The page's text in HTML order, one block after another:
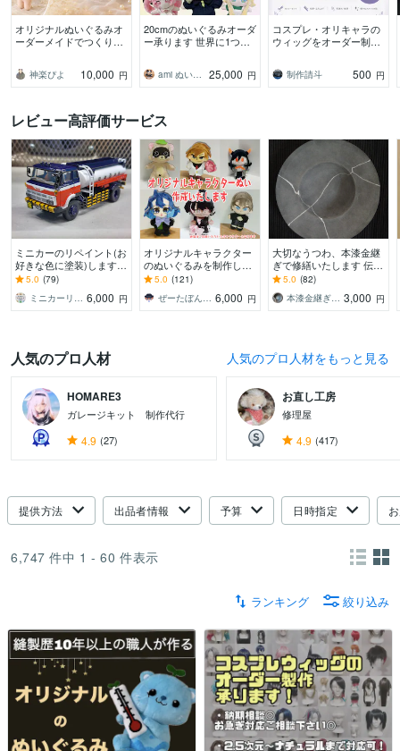
オリジナルぬいぐるみオ
ーダーメイドでつくりま
ぐるみです！
神楽ぴよ 10,000 円
20cmのぬいぐるみオーダ
ー承ります 世界に1つあ
に！再現率にこだわって
ます
ami ぬいぐるみオーダー 25,000 円
コスプレ・オリキャラの
ウィッグをオーダー制作
ーがキャラクターの特徴
を丁寧に形にします
制作請斗 500 円
レビュー高評価サービス
ミニカーのリペイント(お
好きな色に塗装)します 2
0年自動車鈑金塗装をし
てきたおじさんのミニカ
ーの塗装です。
5.0 (79)
ミニカーリペイント工房 6,000 円
オリジナルキャラクター
のぬいぐるみを制作しま
す 丸投げOK！オリジナ
いを作ります！
5.0 (121)
ぜーたぼんぼり 6,000 円
大切なうつわ、本漆金継
ぎで修繕いたします 伝統
的な本漆で修繕いたしま
す。お気軽にご相談くだ
さいませ❍
5.0 (82)
本漆金継ぎ – sora 3,000 円
人気のプロ人材 人気のプロ人材をもっと見る
HOMARE3
ガレージキット 制作代行
4.9 (27)
お直し工房
修理屋
4.9 (417)
提供方法 出品者情報 予算 日時指定
6,747 件中 1 - 60 件表示
ランキング 絞り込み